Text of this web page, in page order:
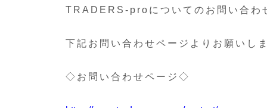
TRADERS-proについてのお問い合わ
下記お問い合わせページよりお願いしま
◇お問い合わせページ◇